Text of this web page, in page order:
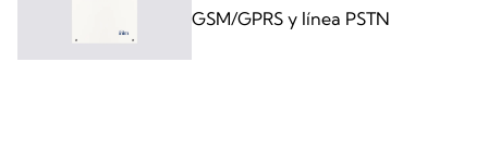
GSM/GPRS y línea PSTN